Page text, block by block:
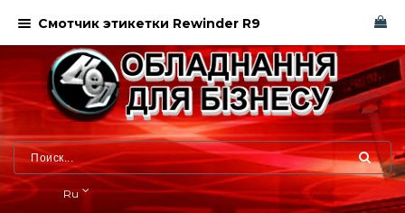
Ru
Смотчик этикетки Rewinder R9